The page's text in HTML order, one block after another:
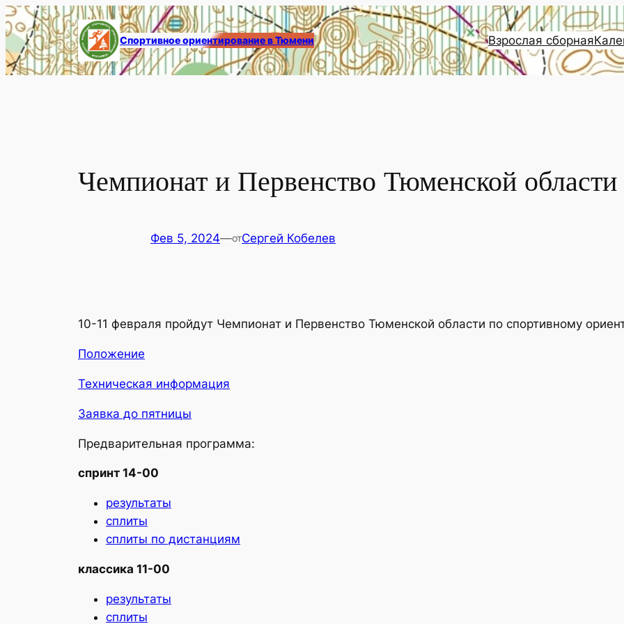
Перейти
к
содержимому
Спортивное ориентирование в Тюмени Взрослая сборная
Чемпионат и Первенство Тюменской области
Фев 5, 2024—отСергей Кобелев
10-11 февраля пройдут Чемпионат и Первенство Тюменской области по спортивному
Положение
Техническая информация
Заявка до пятницы
Предварительная программа:
спринт 14-00
результаты
сплиты
сплиты по дистанциям
классика 11-00
результаты
сплиты